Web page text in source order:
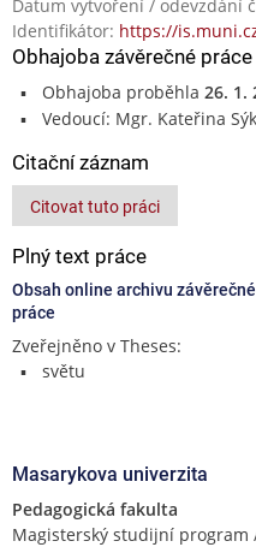
Datum vytvoření / odevzdání
Identifikátor: https://
Obhajoba závěrečné práce
Obhajoba proběhla 26. 1.
Vedoucí: Mgr. Kateřina
Citační záznam
Citovat tuto práci
Plný text práce
Obsah online archivu závěrečné
práce
Zveřejněno v Theses:
světu
Masarykova univerzita
Pedagogická fakulta
Magisterský studijní program